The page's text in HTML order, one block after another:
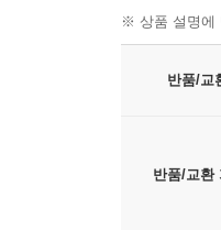
※ 상품 설명에
반품/교
반품/교환